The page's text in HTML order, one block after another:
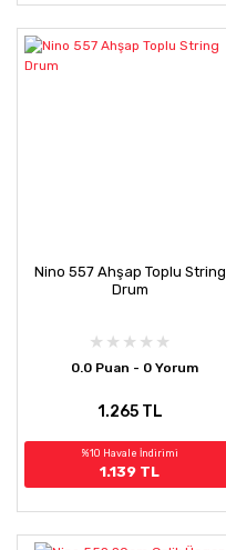
Nino 557 Ahşap Toplu String
Drum
0.0 Puan - 0 Yorum
1.265 TL
%10 Havale İndirimi
1.139 TL